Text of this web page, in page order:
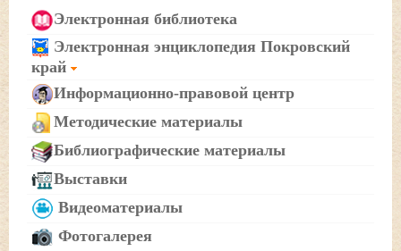
Электронная библиотека
Электронная энциклопедия Покровский
край
Информационно-правовой центр
Методические материалы
Библиографические материалы
Выставки
Видеоматериалы
Фотогалерея